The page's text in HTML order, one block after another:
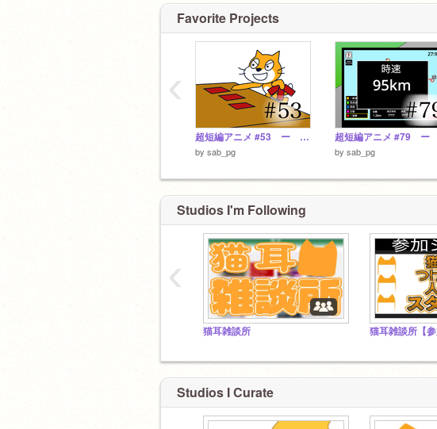
Favorite Projects
超短編アニメ #53 ー カード召喚
by sab_pg by sab_pg
‹
Studios I'm Following
猫耳雑談所 猫耳雑談所【参
‹
Studios I Curate